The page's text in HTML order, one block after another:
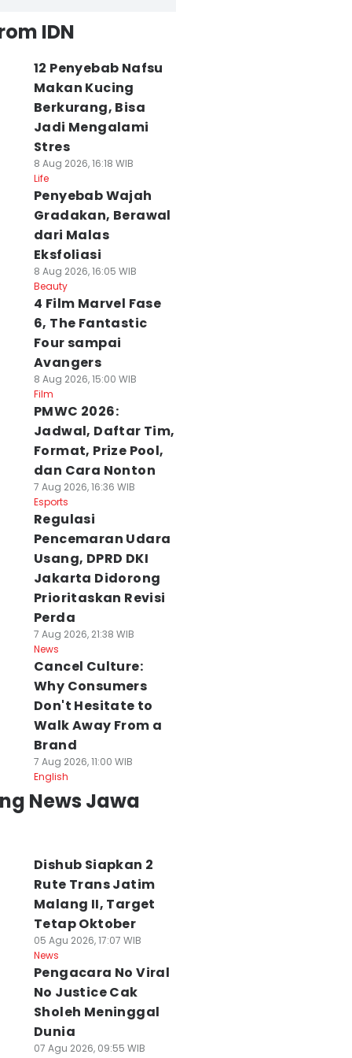
IDN
12 Penyebab Nafsu
Makan Kucing
Berkurang, Bisa
Jadi Mengalami
Stres
8 Aug 2026, 16:18 WIB
Life
Penyebab Wajah
Gradakan, Berawal
dari Malas
Eksfoliasi
8 Aug 2026, 16:05 WIB
Beauty
4 Film Marvel Fase
6, The Fantastic
Four sampai
Avangers
8 Aug 2026, 15:00 WIB
Film
PMWC 2026:
Jadwal, Daftar Tim,
Format, Prize Pool,
dan Cara Nonton
7 Aug 2026, 16:36 WIB
Esports
Regulasi
Pencemaran Udara
Usang, DPRD DKI
Jakarta Didorong
Prioritaskan Revisi
Perda
7 Aug 2026, 21:38 WIB
News
Cancel Culture:
Why Consumers
Don't Hesitate to
Walk Away From a
Brand
7 Aug 2026, 11:00 WIB
English
News Jawa
Dishub Siapkan 2
Rute Trans Jatim
Malang II, Target
Tetap Oktober
05 Agu 2026, 17:07 WIB
News
Pengacara No Viral
No Justice Cak
Sholeh Meninggal
Dunia
07 Agu 2026, 09:55 WIB